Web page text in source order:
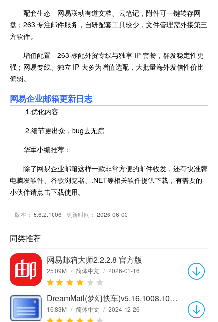
配套生态：网易联动有道文档、云笔记，附件可一键转存网
盘；263 专注邮件服务，自研配套工具较少，文件管理需外接第三
方软件。
增值配置：263 标配外贸专线与独享 IP 套餐，群发稳定性更
强；网易专线、独立 IP 大多为增值选配，大批量海外发信性价比
偏弱。
网易企业邮箱更新日志
1.优化内容
2.细节更出众，bug去无踪
华军小编推荐：
除了网易企业邮箱这样一款非常方便的邮件收发，还有快准牌
电脑发软件、谷歌浏览器、.NET等相关软件提供下载，有需要的
小伙伴请点击下载使用。
版本： 5.6.2.1006 | 更新时间： 2026-06-03
同类推荐
网易邮箱大师2.2.2.8 官方版
25.09M / 简体中文 / 2026-01-16
DreamMail(梦幻快车)v5.16.1008.1030
16.83M / 简体中文 / 2024-12-26